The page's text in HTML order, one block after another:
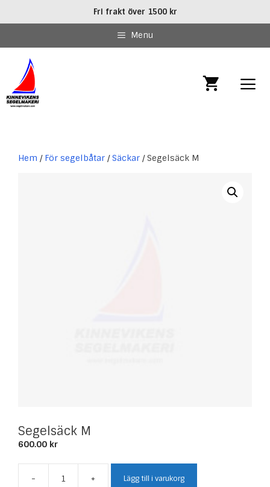
Fri frakt över 1500 kr
Menu
Hem / För segelbåtar /Säckar / Segelsäck M
Segelsäck M
600.00 kr
-
Segelsäck
+ Lägg till i varukorg